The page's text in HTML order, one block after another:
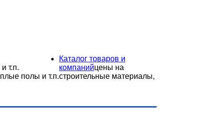
т.п.
полы и т.п.
Каталог товаров и
компанийцены на
строительные материалы,